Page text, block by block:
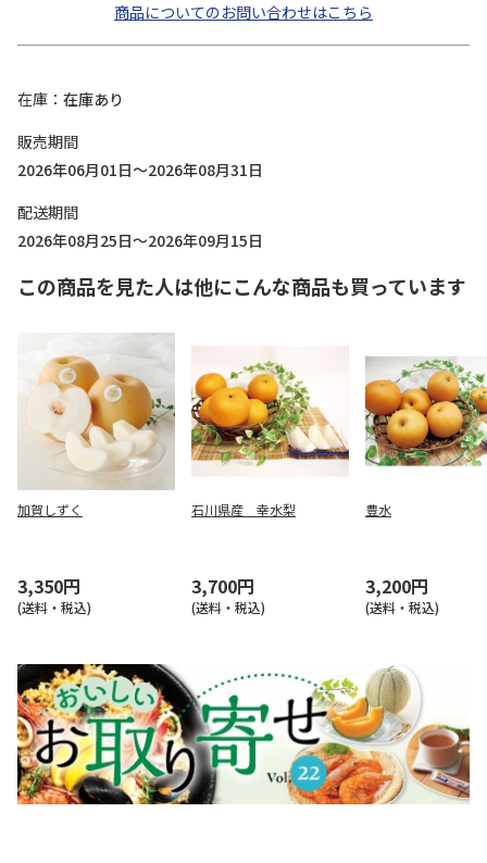
商品についてのお問い合わせはこちら
在庫
在庫あり
販売期間
2026年06月01日～2026年08月31日
配送期間
2026年08月25日～2026年09月15日
この商品を見た人は他にこんな商品も買っています
加賀しずく
3,350円
(送料・税込)
石川県産 幸水梨
3,700円
(送料・税込)
豊水
3,200円
(送料・税込)